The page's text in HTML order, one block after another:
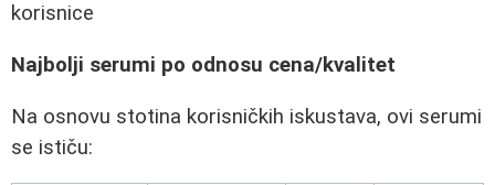
korisnice
Najbolji serumi po odnosu cena/kvalitet
Na osnovu stotina korisničkih iskustava, ovi serumi
se ističu: